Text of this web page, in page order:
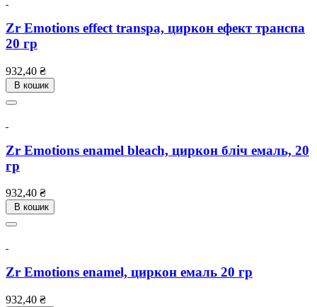
Zr Emotions effect transpa, циркон ефект транспа
20 гр
932,40 ₴Ціна
В кошик
Zr Emotions enamel bleach, циркон бліч емаль, 20
гр
932,40 ₴Ціна
В кошик
Zr Emotions enamel, циркон емаль 20 гр
932,40 ₴Ціна